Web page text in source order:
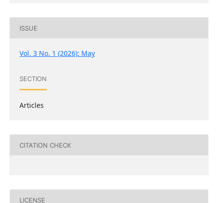
ISSUE
Vol. 3 No. 1 (2026): May
SECTION
Articles
CITATION CHECK
LICENSE